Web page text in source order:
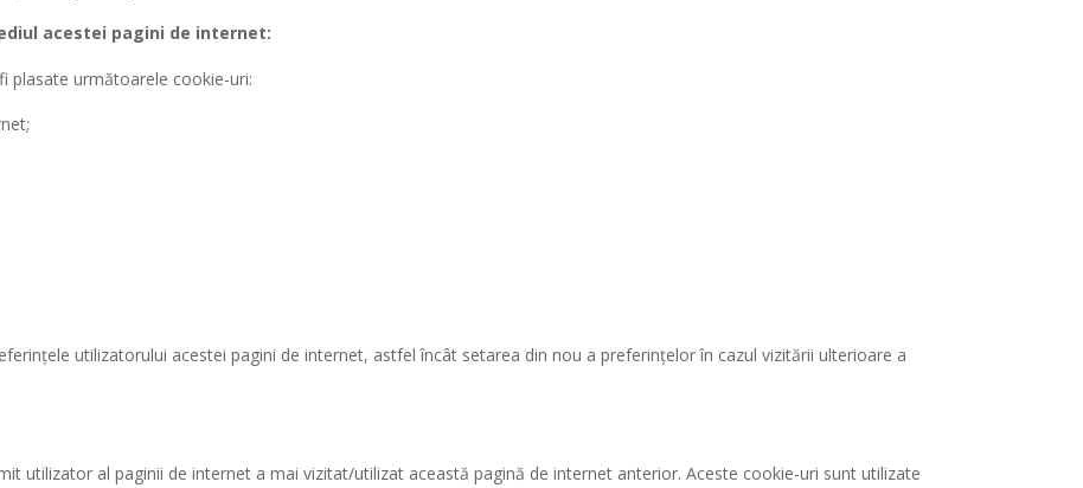
acestei pagini de internet:
plasate următoarele cookie-uri:
utilizatorului acestei pagini de internet, astfel încât setarea din nou a preferințelor în cazul vizitării ulterioare a
utilizator al paginii de internet a mai vizitat/utilizat această pagină de internet anterior. Aceste cookie-uri sunt utilizate